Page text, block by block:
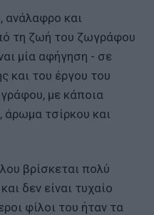
ανάλαφρο και
τη ζωή του ζωγράφου
μία αφήγηση - σε
του έργου του
με κάποια
άρωμα τσίρκου και
βρίσκεται πολύ
δεν είναι τυχαίο
φίλοι του ήταν τα